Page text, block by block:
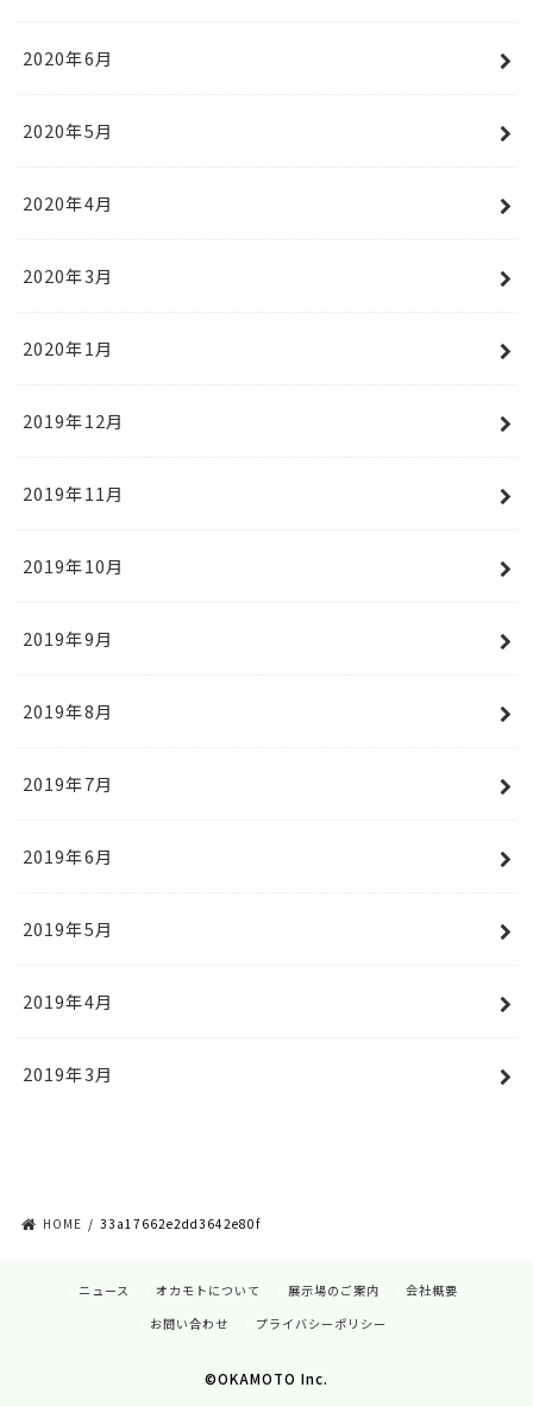
2020年6月
2020年5月
2020年4月
2020年3月
2020年1月
2019年12月
2019年11月
2019年10月
2019年9月
2019年8月
2019年7月
2019年6月
2019年5月
2019年4月
2019年3月
HOME 33a17662e2dd3642e80f
ニュース オカモトについて 展示場のご案内
会社概要
お問い合わせ
プライバシーポリシー
©OKAMOTO Inc.